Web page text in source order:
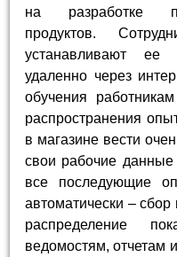
на разработке
продуктов.
устанавливают ее
удаленно через
обучения
распространения
в магазине вести
свои рабочие данные
все последующие
автоматически –
распределение
ведомостям, отчетам